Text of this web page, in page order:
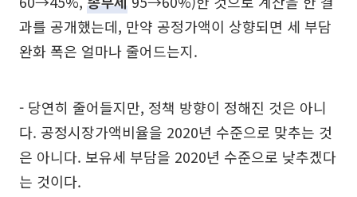
과를 공개했는데, 만약 공정가액이 상향되면 세 부담
완화 폭은 얼마나 줄어드는지.
- 당연히 줄어들지만, 정책 방향이 정해진 것은 아니
다. 공정시장가액비율을 2020년 수준으로 맞추는 것
은 아니다. 보유세 부담을 2020년 수준으로 낮추겠다
는 것이다.